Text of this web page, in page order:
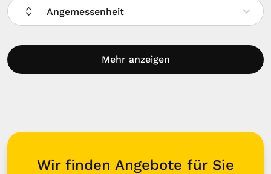
Angemessenheit
Mehr anzeigen
Wir finden Angebote für Sie